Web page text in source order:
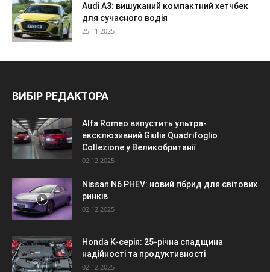
Audi A3: вишуканий компактний хетчбек
для сучасного водія
25.11.2025
ВИБІР РЕДАКТОРА
Alfa Romeo випустить ультра-
ексклюзивний Giulia Quadrifoglio
Collezione у Великобританії
02.12.2025
Nissan N6 PHEV: новий гібрид для світових
ринків
02.12.2025
Honda K-серія: 25-річна спадщина
надійності та продуктивності
02.12.2025